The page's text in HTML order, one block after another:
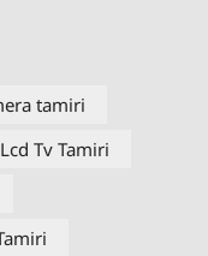
tamiri
Lcd Tv Tamiri